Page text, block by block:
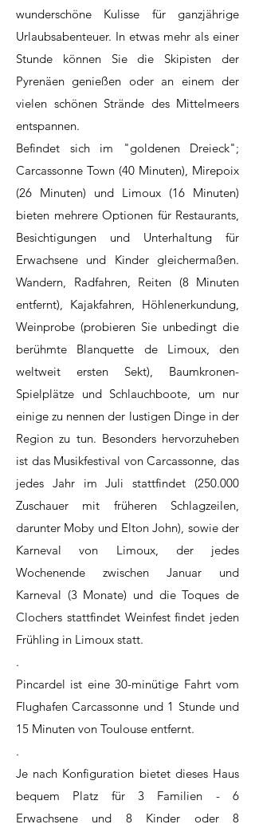
wunderschöne Kulisse für ganzjährige
Urlaubsabenteuer. In etwas mehr als einer
Stunde können Sie die Skipisten der
Pyrenäen genießen oder an einem der
vielen schönen Strände des Mittelmeers
entspannen.
Befindet sich im "goldenen Dreieck";
Carcassonne Town (40 Minuten), Mirepoix
(26 Minuten) und Limoux (16 Minuten)
bieten mehrere Optionen für Restaurants,
Besichtigungen und Unterhaltung für
Erwachsene und Kinder gleichermaßen.
Wandern, Radfahren, Reiten (8 Minuten
entfernt), Kajakfahren, Höhlenerkundung,
Weinprobe (probieren Sie unbedingt die
berühmte Blanquette de Limoux, den
weltweit ersten Sekt), Baumkronen-
Spielplätze und Schlauchboote, um nur
einige zu nennen der lustigen Dinge in der
Region zu tun. Besonders hervorzuheben
ist das Musikfestival von Carcassonne, das
jedes Jahr im Juli stattfindet (250.000
Zuschauer mit früheren Schlagzeilen,
darunter Moby und Elton John), sowie der
Karneval von Limoux, der jedes
Wochenende zwischen Januar und
Karneval (3 Monate) und die Toques de
Clochers stattfindet Weinfest findet jeden
Frühling in Limoux statt.
.
Pincardel ist eine 30-minütige Fahrt vom
Flughafen Carcassonne und 1 Stunde und
15 Minuten von Toulouse entfernt.
.
Je nach Konfiguration bietet dieses Haus
bequem Platz für 3
Familien - 6
Erwachsene und 8 Kinder oder 8